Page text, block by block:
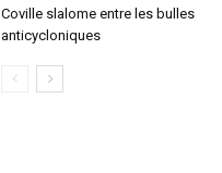
Coville slalome entre les bulles
anticycloniques